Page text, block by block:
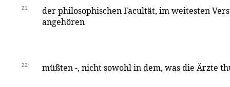
21
der philosophischen Facultät, im weitesten
angehören
22 müßten -, nicht sowohl in dem, was die Ärzte